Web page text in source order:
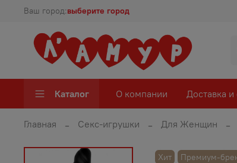
Ваш город:выберите город
Каталог О компании Доставка и
Главная Секс-игрушки Для Женщин
Хит Премиум-